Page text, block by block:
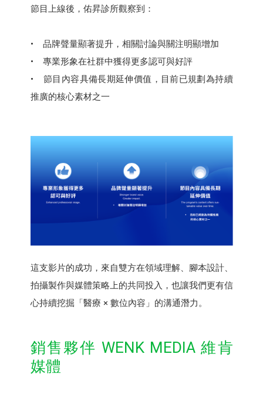
節目上線後，佑昇診所觀察到：
• 品牌聲量顯著提升，相關討論與關注明顯增加
• 專業形象在社群中獲得更多認可與好評
• 節目內容具備長期延伸價值，目前已規劃為持續
推廣的核心素材之一
這支影片的成功，來自雙方在領域理解、腳本設計、
拍攝製作與媒體策略上的共同投入，也讓我們更有信
心持續挖掘「醫療 × 數位內容」的溝通潛力。
銷售夥伴 WENK MEDIA 維肯
媒體